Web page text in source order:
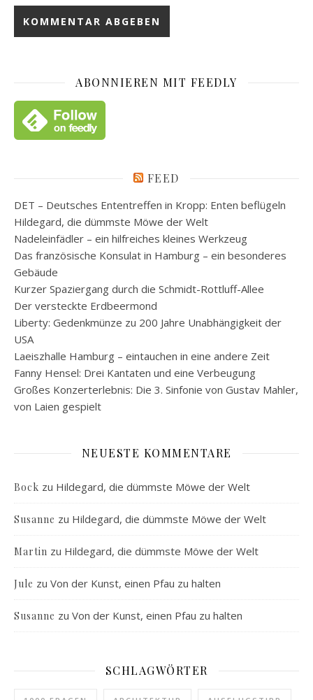
ABONNIEREN MIT FEEDLY
FEED
DET – Deutsches Ententreffen in Kropp: Enten beflügeln
Hildegard, die dümmste Möwe der Welt
Nadeleinfädler – ein hilfreiches kleines Werkzeug
Das französische Konsulat in Hamburg – ein besonderes
Gebäude
Kurzer Spaziergang durch die Schmidt-Rottluff-Allee
Der versteckte Erdbeermond
Liberty: Gedenkmünze zu 200 Jahre Unabhängigkeit der
USA
Laeiszhalle Hamburg – eintauchen in eine andere Zeit
Fanny Hensel: Drei Kantaten und eine Verbeugung
Großes Konzerterlebnis: Die 3. Sinfonie von Gustav Mahler,
von Laien gespielt
NEUESTE KOMMENTARE
Bock zu Hildegard, die dümmste Möwe der Welt
Susanne zu Hildegard, die dümmste Möwe der Welt
Martin zu Hildegard, die dümmste Möwe der Welt
Jule zu Von der Kunst, einen Pfau zu halten
Susanne zu Von der Kunst, einen Pfau zu halten
SCHLAGWÖRTER